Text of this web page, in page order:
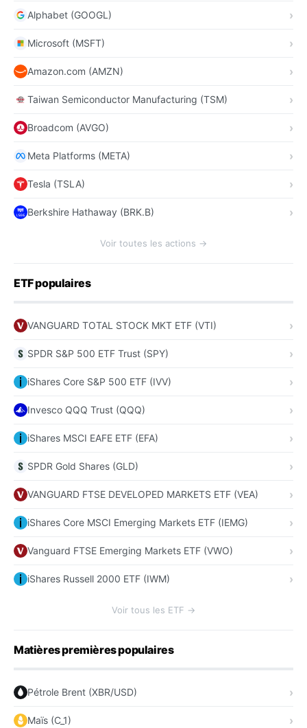
Alphabet (GOOGL)
Microsoft (MSFT)
Amazon.com (AMZN)
Taiwan Semiconductor Manufacturing (TSM)
Broadcom (AVGO)
Meta Platforms (META)
Tesla (TSLA)
Berkshire Hathaway (BRK.B)
Voir toutes les actions →
ETF populaires
VANGUARD TOTAL STOCK MKT ETF (VTI)
SPDR S&P 500 ETF Trust (SPY)
iShares Core S&P 500 ETF (IVV)
Invesco QQQ Trust (QQQ)
iShares MSCI EAFE ETF (EFA)
SPDR Gold Shares (GLD)
VANGUARD FTSE DEVELOPED MARKETS ETF (VEA)
iShares Core MSCI Emerging Markets ETF (IEMG)
Vanguard FTSE Emerging Markets ETF (VWO)
iShares Russell 2000 ETF (IWM)
Voir tous les ETF →
Matières premières populaires
Pétrole Brent (XBR/USD)
Maïs (C_1)